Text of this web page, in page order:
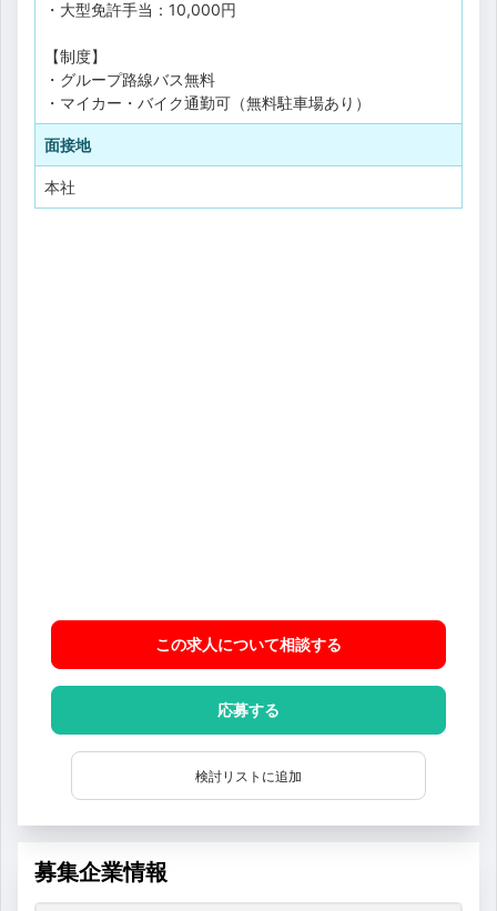
・大型免許手当：10,000円
【制度】
・グループ路線バス無料
・マイカー・バイク通勤可（無料駐車場あり）
面接地
本社
この求人について相談する
応募する
検討リストに追加
募集企業情報